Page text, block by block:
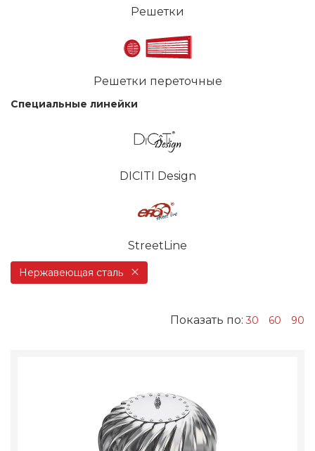
Решетки
Решетки переточные
Специальные линейки
DICITI Design
StreetLine
Нержавеющая сталь
Показать по:30 60 90